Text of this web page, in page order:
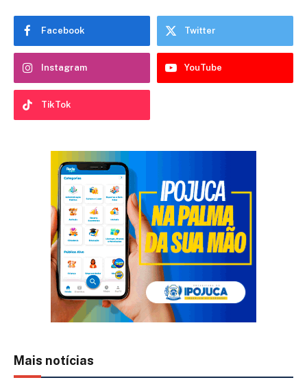
Facebook Twitter
Instagram YouTube
TikTok
Mais notícias